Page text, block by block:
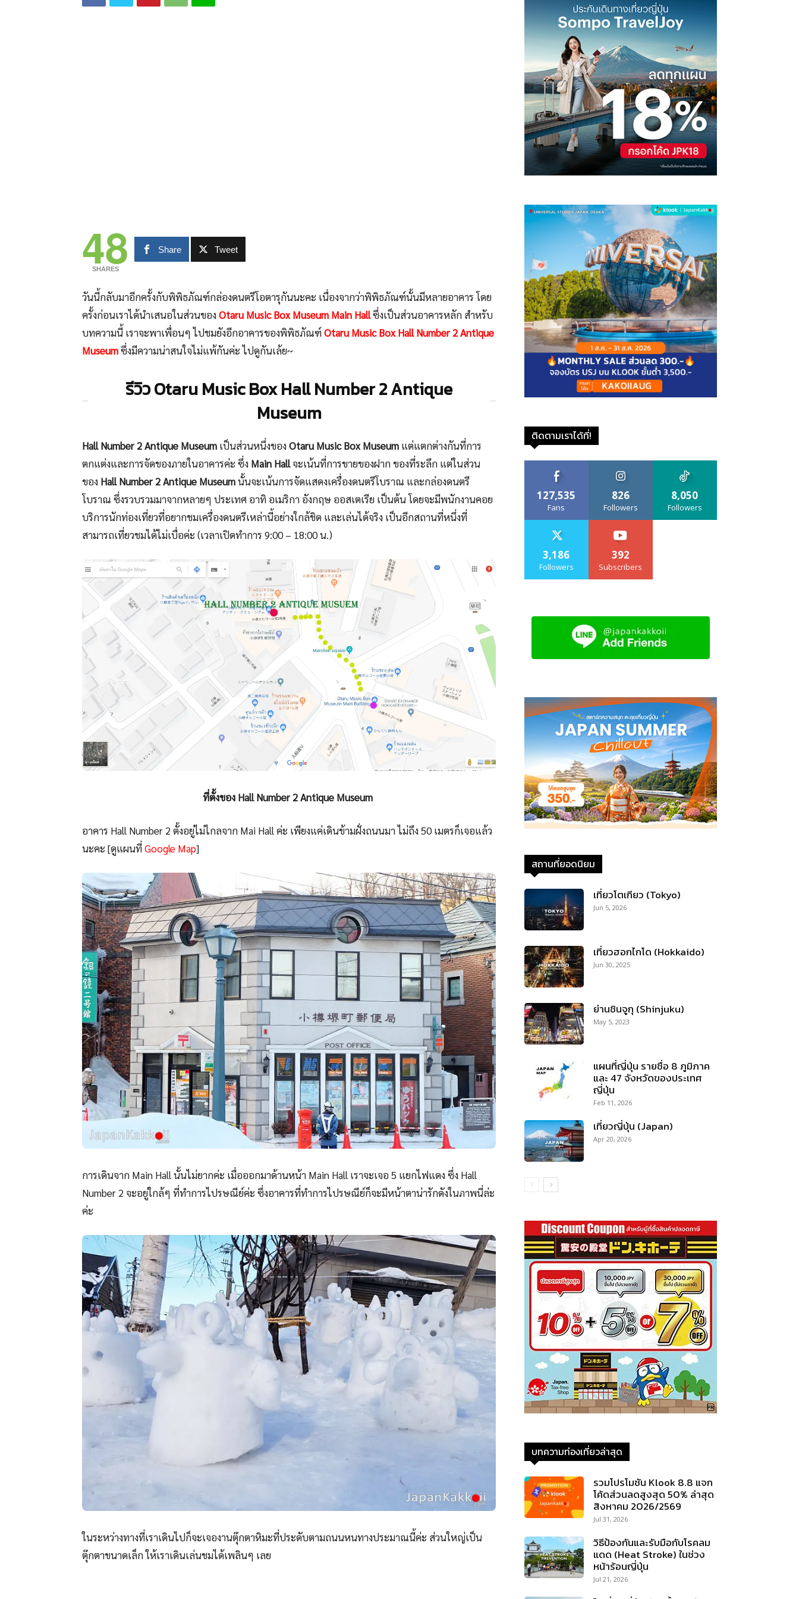
48
SHARES
Share Tweet
วันนี้กลับมาอีกครั้งกับพิพิธภัณฑ์กล่องดนตรีโอตารุกันนะคะ เนื่องจากว่าพิพิธภัณฑ์นั้นมีหลายอาคาร โดย
ครั้งก่อนเราได้นำเสนอในส่วนของOtaru Music Box Museum Main Hallซึ่งเป็นส่วนอาคารหลัก สำหรับ
บทความนี้ เราจะพาเพื่อนๆ ไปชมยังอีกอาคารของพิพิธภัณฑ์Otaru Music Box Hall Number 2 Antique
Museumซึ่งมีความน่าสนใจไม่แพ้กันค่ะ ไปดูกันเล้ย~
รีวิว Otaru Music Box Hall Number 2 Antique
Museum
Hall Number 2 Antique Museum เป็นส่วนหนึ่งของOtaru Music Box Museum แต่แตกต่างกันที่การ
ตกแต่งและการจัดของภายในอาคารค่ะ ซึ่ง Main Hallจะเน้นที่การขายของฝาก ของที่ระลึก แต่ในส่วน
ของ Hall Number 2 Antique Museumนั้นจะเน้นการจัดแสดงเครื่องดนตรีโบราณ และกล่องดนตรี
โบราณ ซึ่งรวบรวมมาจากหลายๆ ประเทศ อาทิ อเมริกา อังกฤษ ออสเตเรีย เป็นต้น โดยจะมีพนักงานคอย
บริการนักท่องเที่ยวที่อยากชมเครื่องดนตรีเหล่านี้อย่างใกล้ชิด และเล่นได้จริง เป็นอีกสถานที่หนึ่งที่
สามารถเที่ยวชมได้ไม่เบื่อค่ะ (เวลาเปิดทำการ 9:00 – 18:00 น.)
ที่ตั้งของ Hall Number 2 Antique Museum
อาคาร Hall Number 2 ตั้งอยู่ไม่ไกลจาก Mai Hall ค่ะ เพียงแค่เดินข้ามฝั่งถนนมา ไม่ถึง 50 เมตรก็เจอแล้ว
นะคะ [ดูแผนที่Google Map]
การเดินจาก Main Hall นั้นไม่ยากค่ะ เมื่อออกมาด้านหน้า Main Hall เราจะเจอ 5 แยกไฟแดง ซึ่ง Hall
Number 2 จะอยู่ใกล้ๆ ที่ทำการไปรษณีย์ค่ะ ซึ่งอาคารที่ทำการไปรษณีย์ก็จะมีหน้าตาน่ารักดังในภาพนี่ล่ะ
ค่ะ
ในระหว่างทางที่เราเดินไปก็จะเจองานตุ๊กตาหิมะที่ประดับตามถนนหนทางประมาณนี้ค่ะ ส่วนใหญ่เป็น
ตุ๊กตาขนาดเล็ก ให้เราเดินเล่นชมได้เพลินๆ เลย
ติดตามเราได้ที่!
127,535
Fans
826
Followers
8,050
Followers
3,186
Followers
392
Subscribers
สถานที่ยอดนิยม
เที่ยวโตเกียว (Tokyo)
Jun 5, 2026
เที่ยวฮอกไกโด (Hokkaido)
Jun 30, 2025
ย่านชินจูกุ (Shinjuku)
May 5, 2023
แผนที่ญี่ปุ่น รายชื่อ 8 ภูมิภาค
และ 47 จังหวัดของประเทศ
ญี่ปุ่น
Feb 11, 2026
เที่ยวญี่ปุ่น (Japan)
Apr 20, 2026
บทความท่องเที่ยวล่าสุด
รวมโปรโมชัน Klook 8.8 แจก
โค้ดส่วนลดสูงสุด 50% ล่าสุด
สิงหาคม 2026/2569
Jul 31, 2026
วิธีป้องกันและรับมือกับโรคลม
แดด (Heat Stroke) ในช่วง
หน้าร้อนญี่ปุ่น
Jul 21, 2026